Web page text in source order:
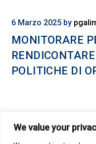
We value your
6 Marzo 2025 by
MONITORARE
POLITICHE DI